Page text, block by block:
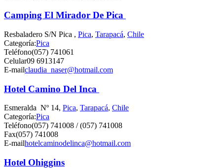
Camping El Mirador De Pica
Resbaladero S/N Pica , Pica, Tarapacá, Chile
Categoría:Pica
Teléfono(057) 741061
Celular09 6913147
E-mailclaudia_naser@hotmail.com
Hotel Camino Del Inca
Esmeralda Nº 14, Pica, Tarapacá, Chile
Categoría:Pica
Teléfono(057) 741008 / (057) 741008
Fax(057) 741008
E-mailhotelcaminodelinca@hotmail.com
Hotel Ohiggins